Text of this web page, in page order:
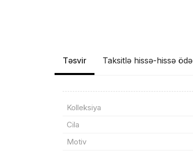
Təsvir Taksitlə hissə-hissə ödə
Kolleksiya
Cila
Motiv